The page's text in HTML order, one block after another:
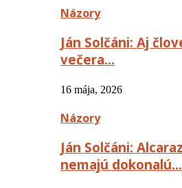
Názory
Ján Solčáni: Aj
večera…
16 mája, 2026
Názory
Ján Solčáni:
nemajú dokonalú…